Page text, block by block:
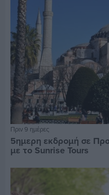
Πριν 9 ημέρες
5ημερη εκδρομή σε
με το Sunrise Tours